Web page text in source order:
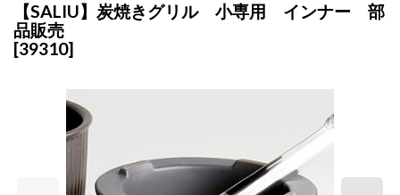
【SALIU】炭焼きグリル 小専用 インナー 部
品販売
[39310]